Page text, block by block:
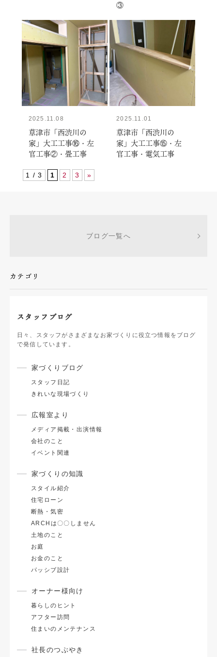
③
2025.11.08
草津市「西渋川の
家」大工工事⑯・左
官工事②・畳工事
2025.11.01
草津市「西渋川の
家」大工工事⑮・左
官工事・電気工事
1 / 3 1 2 3 »
ブログ一覧へ
カテゴリ
スタッフブログ
日々、スタッフがさまざまなお家づくりに役立つ情報をブログ
で発信しています。
家づくりブログ
スタッフ日記
きれいな現場づくり
広報室より
メディア掲載・出演情報
会社のこと
イベント関連
家づくりの知識
スタイル紹介
住宅ローン
断熱・気密
ARCHは〇〇しません
土地のこと
お庭
お金のこと
パッシブ設計
オーナー様向け
暮らしのヒント
アフター訪問
住まいのメンテナンス
社長のつぶやき